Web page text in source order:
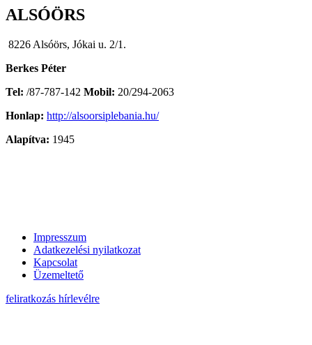
ALSÓÖRS
8226 Alsóörs, Jókai u. 2/1.
Berkes Péter
Tel: /87-787-142 Mobil: 20/294-2063
Honlap: http://alsoorsiplebania.hu/
Alapítva: 1945
Impresszum
Adatkezelési nyilatkozat
Kapcsolat
Üzemeltető
feliratkozás hírlevélre